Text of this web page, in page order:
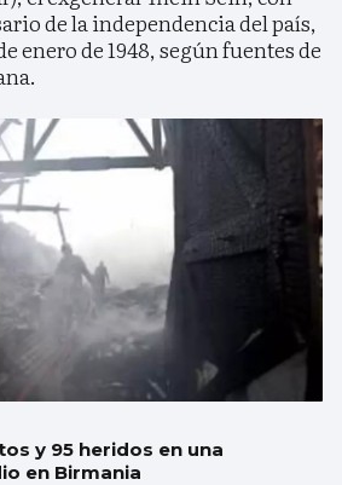
de la independencia del país,
enero de 1948, según fuentes de
y 95 heridos en una
en Birmania